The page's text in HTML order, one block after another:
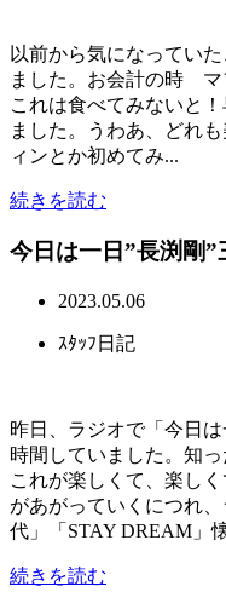
以前から気になってい
ました。お会計の時 マ
これは食べてみないと
ました。うわあ、どれ
ィンとか初めてみ...
続きを読む
今日は一日”長渕剛”
2023.05.06
ｽﾀｯﾌ日記
昨日、ラジオで「今日
時間していました。知
これが楽しくて、楽し
があがっていくにつれ
代」「STAY DREAM」
続きを読む